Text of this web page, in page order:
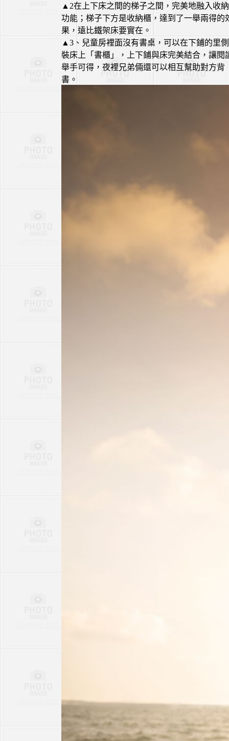
▲2在上下床之間的梯子之間，完美地融入收
功能；梯子下方是收納櫃，達到了一舉兩得的
果，遠比鐵架床要實在。
▲3、兒童房裡面沒有書桌，可以在下鋪的里
裝床上「書櫃」，上下鋪與床完美結合，讓閱
舉手可得，夜裡兄弟倆還可以相互幫助對方背
書。